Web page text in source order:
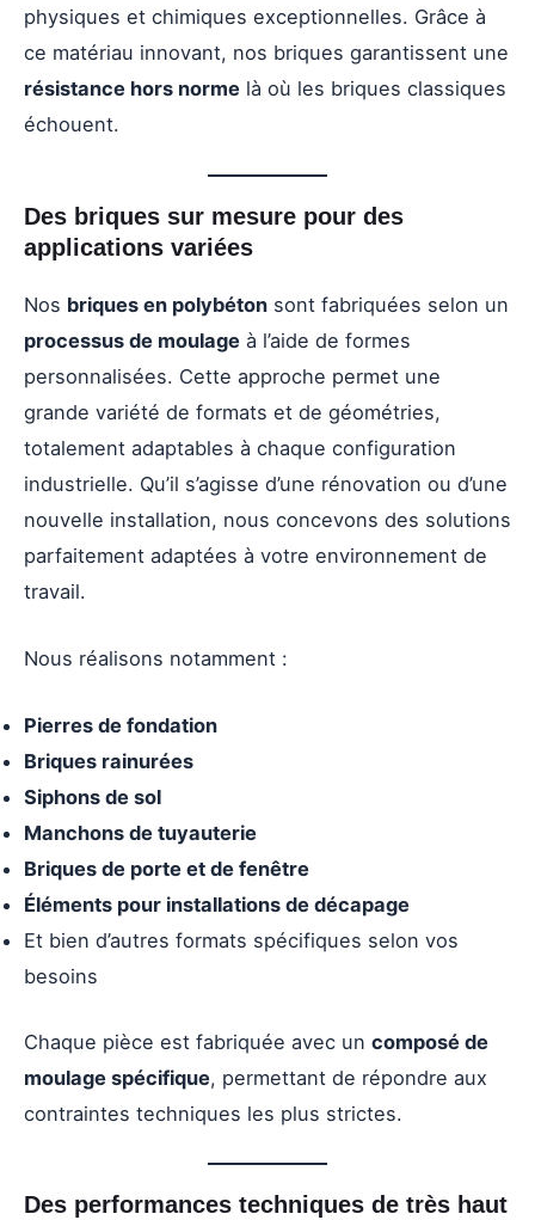
physiques et chimiques exceptionnelles. Grâce à
ce matériau innovant, nos briques garantissent une
résistance hors norme là où les briques classiques
échouent.
Des briques sur mesure pour des
applications variées
Nos briques en polybéton sont fabriquées selon un
processus de moulage à l’aide de formes
personnalisées. Cette approche permet une
grande variété de formats et de géométries,
totalement adaptables à chaque configuration
industrielle. Qu’il s’agisse d’une rénovation ou d’une
nouvelle installation, nous concevons des solutions
parfaitement adaptées à votre environnement de
travail.
Nous réalisons notamment :
Pierres de fondation
Briques rainurées
Siphons de sol
Manchons de tuyauterie
Briques de porte et de fenêtre
Éléments pour installations de décapage
Et bien d’autres formats spécifiques selon vos
besoins
Chaque pièce est fabriquée avec un composé de
moulage spécifique, permettant de répondre aux
contraintes techniques les plus strictes.
Des performances techniques de très haut